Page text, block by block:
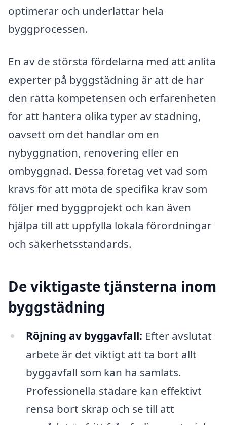
optimerar och underlättar hela
byggprocessen.
En av de största fördelarna med att anlita
experter på byggstädning är att de har
den rätta kompetensen och erfarenheten
för att hantera olika typer av städning,
oavsett om det handlar om en
nybyggnation, renovering eller en
ombyggnad. Dessa företag vet vad som
krävs för att möta de specifika krav som
följer med byggprojekt och kan även
hjälpa till att uppfylla lokala förordningar
och säkerhetsstandards.
De viktigaste tjänsterna inom
byggstädning
Röjning av byggavfall: Efter avslutat
arbete är det viktigt att ta bort allt
byggavfall som kan ha samlats.
Professionella städare kan effektivt
rensa bort skräp och se till att